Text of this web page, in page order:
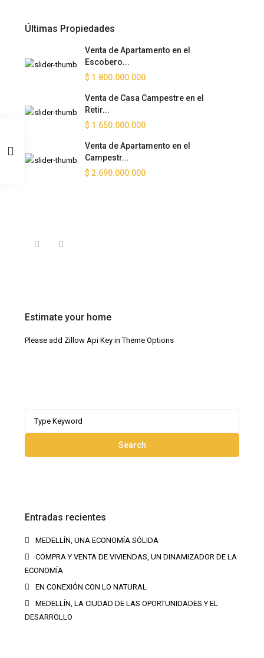
Últimas Propiedades
Venta de Apartamento en el
Escobero...
$ 1.800.000.000
Venta de Casa Campestre en el
Retir...
$ 1.650.000.000
Venta de Apartamento en el
Campestr...
$ 2.690.000.000
Estimate your home
Please add Zillow Api Key in Theme Options
Search
Entradas recientes
MEDELLÍN, UNA ECONOMÍA SÓLIDA
COMPRA Y VENTA DE VIVIENDAS, UN DINAMIZADOR DE LA
ECONOMÍA
EN CONEXIÓN CON LO NATURAL
MEDELLÍN, LA CIUDAD DE LAS OPORTUNIDADES Y EL
DESARROLLO